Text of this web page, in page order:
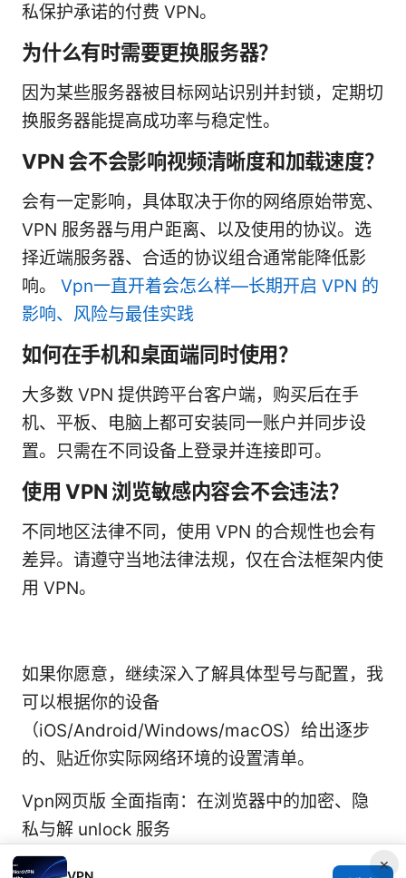
私保护承诺的付费 VPN。
为什么有时需要更换服务器？
因为某些服务器被目标网站识别并封锁，定期切
换服务器能提高成功率与稳定性。
VPN 会不会影响视频清晰度和加载速度？
会有一定影响，具体取决于你的网络原始带宽、
VPN 服务器与用户距离、以及使用的协议。选
择近端服务器、合适的协议组合通常能降低影
响。 Vpn一直开着会怎么样—长期开启 VPN 的
影响、风险与最佳实践
如何在手机和桌面端同时使用？
大多数 VPN 提供跨平台客户端，购买后在手
机、平板、电脑上都可安装同一账户并同步设
置。只需在不同设备上登录并连接即可。
使用 VPN 浏览敏感内容会不会违法？
不同地区法律不同，使用 VPN 的合规性也会有
差异。请遵守当地法律法规，仅在合法框架内使
用 VPN。
如果你愿意，继续深入了解具体型号与配置，我
可以根据你的设备
（iOS/Android/Windows/macOS）给出逐步
的、贴近你实际网络环境的设置清单。
Vpn网页版 全面指南：在浏览器中的加密、隐
私与解 unlock 服务
×